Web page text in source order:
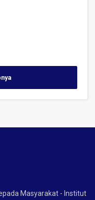
Masyarakat - Institut